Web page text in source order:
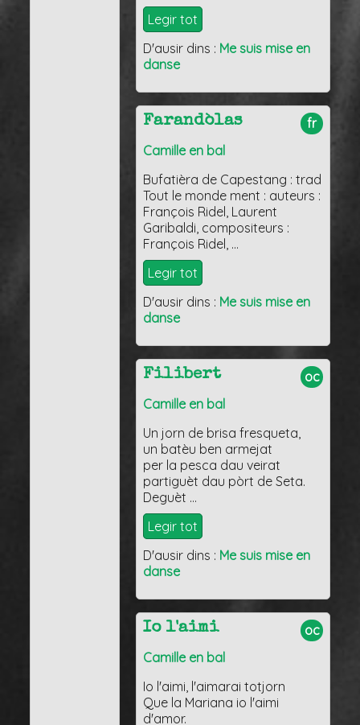
Legir tot
D'ausir dins : Me suis mise en
danse
fr
Farandòlas
Camille en bal
Bufatièra de Capestang : trad
Tout le monde ment : auteurs :
François Ridel, Laurent
Garibaldi, compositeurs :
François Ridel, …
Legir tot
D'ausir dins : Me suis mise en
danse
oc
Filibert
Camille en bal
Un jorn de brisa fresqueta,
un batèu ben armejat
per la pesca dau veirat
partiguèt dau pòrt de Seta.
Deguèt …
Legir tot
D'ausir dins : Me suis mise en
danse
oc
Io l'aimi
Camille en bal
Io l'aimi, l'aimarai totjorn
Que la Mariana io l'aimi
d'amor.